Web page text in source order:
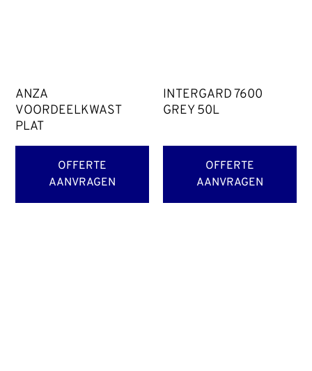
ANZA
VOORDEELKWAST
PLAT
OFFERTE
AANVRAGEN
INTERGARD 7600
GREY 50L
OFFERTE
AANVRAGEN